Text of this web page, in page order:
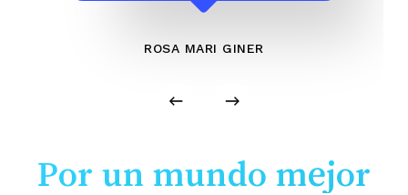
ROSA MARI GINER
Por un mundo mejor